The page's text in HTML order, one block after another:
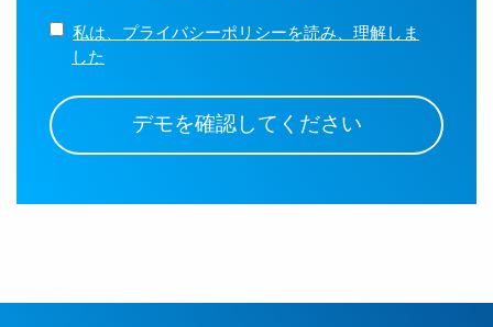
私は、プライバシーポリシーを読み、理解しま
した